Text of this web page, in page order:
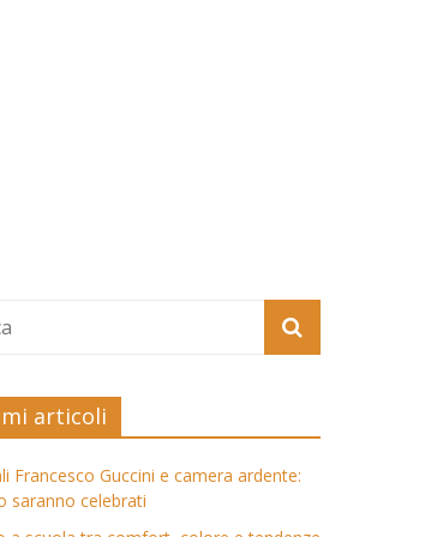
articoli
Francesco Guccini e camera ardente:
saranno celebrati